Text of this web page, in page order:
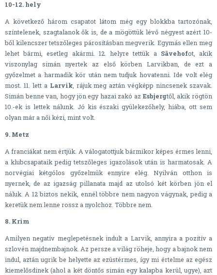
10-12. hely
A következő három csapatot látom még egy blokkba tartozónak,
színtelenek, szagtalanok ők is, de a mögöttük lévő négyest azért 10-
ből kilencszer tetszőleges párosításban megverik. Egymás ellen meg
lehet bármi, esetleg akármi. 12. helyre tettük a Sävehofot, akik
viszonylag simán nyertek az első körben Larvikban, de ezt a
győzelmet a harmadik kör után nem tudjuk hovatenni. Ide volt elég
most. 11. lett a Larvik, rájuk meg aztán végképp nincsenek szavak.
Simán benne van, hogy jön egy hazai zakó az Esbjergtől, akik rögtön
10.-ek is lettek nálunk. Jó kis északi gyülekezőhely, hiába, ott sem
olyan már a női kézi, mint volt.
9. Metz
A franciákat nem értjük. A válogatottjuk bármikor képes érmes lenni,
a klubcsapataik pedig tetszőleges igazolások után is harmatosak. A
norvégiai kétgólos győzelmük ennyire elég. Nyilván otthon is
nyernek, de az igazság pillanata majd az utolsó két körben jön el
náluk. A 12 biztos nekik, ennél többre nem nagyon vágynak, pedig a
keretük nem lenne rossz a nyolchoz. Többre nem.
8. Krim
Amilyen negatív meglepetésnek indult a Larvik, annyira a pozitív a
szlovén majdnembajnok. Az persze a világ röheje, hogy a bajnok nem
indul, aztán ugrik be helyette az ezüstérmes, így mi értelme az egész
kiemelősdinek (ahol a két döntős simán egy kalapba kerül, ugye), azt